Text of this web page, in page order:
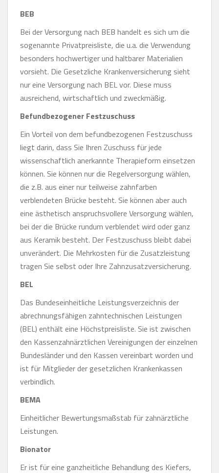
BEB
Bei der Versorgung nach BEB handelt es sich um die
sogenannte Privatpreisliste, die u.a. die Verwendung
besonders hochwertiger und haltbarer Materialien
vorsieht. Die Gesetzliche Krankenversicherung sieht
nur eine Versorgung nach BEL vor. Diese muss
ausreichend, wirtschaftlich und zweckmäßig.
Befundbezogener Festzuschuss
Ein Vorteil von dem befundbezogenen Festzuschuss
liegt darin, dass Sie Ihren Zuschuss für jede
wissenschaftlich anerkannte Therapieform einsetzen
können. Sie können nur die Regelversorgung wählen,
die z.B. aus einer nur teilweise zahnfarben
verblendeten Brücke besteht. Sie können aber auch
eine ästhetisch anspruchsvollere Versorgung wählen,
bei der die Brücke rundum verblendet wird oder ganz
aus Keramik besteht. Der Festzuschuss bleibt dabei
unverändert. Die Mehrkosten für die Zusatzleistung
tragen Sie selbst oder Ihre Zahnzusatzversicherung.
BEL
Das Bundeseinheitliche Leistungsverzeichnis der
abrechnungsfähigen zahntechnischen Leistungen
(BEL) enthält eine Höchstpreisliste. Sie ist zwischen
den Kassenzahnärztlichen Vereinigungen der einzelnen
Bundesländer und den Kassen vereinbart worden und
ist für Mitglieder der gesetzlichen Krankenkassen
verbindlich.
BEMA
Einheitlicher Bewertungsmaßstab für zahnärztliche
Leistungen.
Bionator
Er ist für eine ganzheitliche Behandlung des Kiefers,